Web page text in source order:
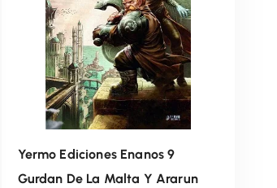
Yermo Ediciones Enanos 9
Gurdan De La Malta Y Ararun